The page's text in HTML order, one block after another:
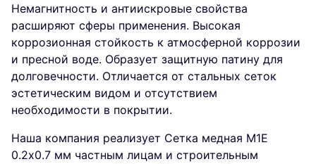
Немагнитность и антиискровые свойства
расширяют сферы применения. Высокая
коррозионная стойкость к атмосферной коррозии
и пресной воде. Образует защитную патину для
долговечности. Отличается от стальных сеток
эстетическим видом и отсутствием
необходимости в покрытии.
Наша компания реализует Сетка медная М1Е
0.2х0.7 мм частным лицам и строительным